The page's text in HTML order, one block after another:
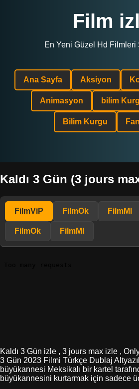
Film
En Yeni Güzel Hd Filmleri
Ana Sayfa Aksiyon
Animasyon bilim
Bilim Kurgu
Kaldı 3 Gün (3 jours
FilmViP FilmOk FilmMl
FilmOk FilmMl
Kaldı 3 Gün izle , 3 jours max izle ,
3 Gün 2023 Filmi Türkçe Dublaj
büyükannesi Meksikalı bir kartel
büyükannesini kurtarmak için sadece